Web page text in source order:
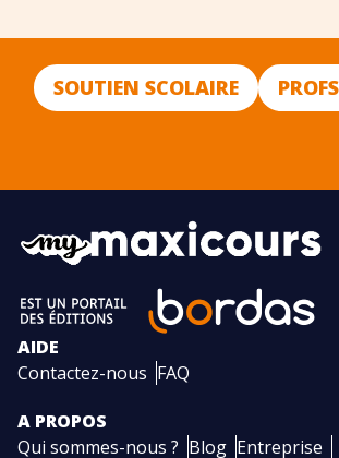
SOUTIEN SCOLAIRE
AIDE
Contactez-nous FAQ
A PROPOS
Qui sommes-nous ? Blog Entreprise